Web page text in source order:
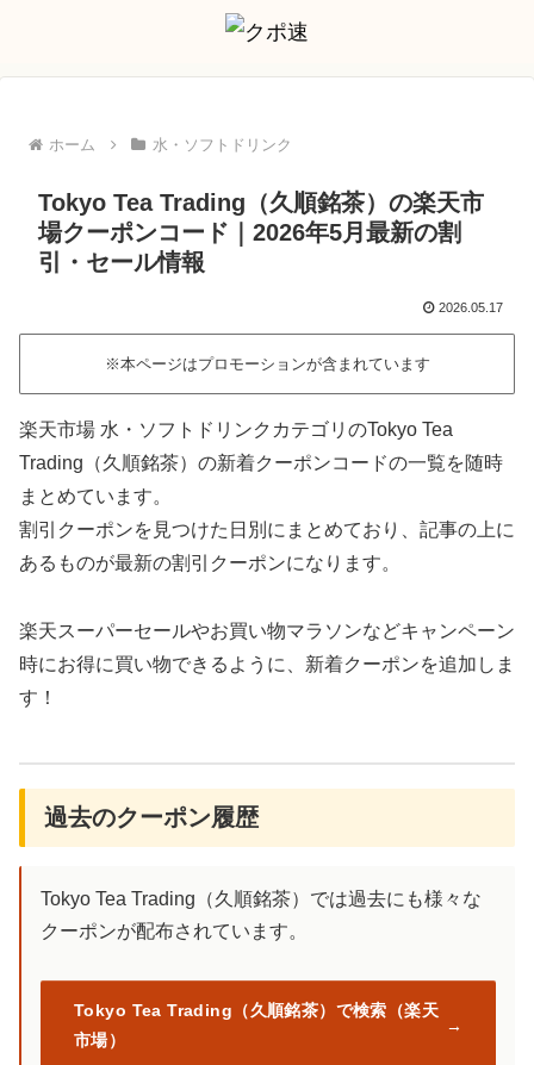
ホーム 水・ソフトドリンク
Tokyo Tea Trading（久順銘茶）の楽天市
場クーポンコード｜2026年5月最新の割
引・セール情報
2026.05.17
※本ページはプロモーションが含まれています
楽天市場 水・ソフトドリンクカテゴリのTokyo Tea
Trading（久順銘茶）の新着クーポンコードの一覧を随時
まとめています。
割引クーポンを見つけた日別にまとめており、記事の上に
あるものが最新の割引クーポンになります。
楽天スーパーセールやお買い物マラソンなどキャンペーン
時にお得に買い物できるように、新着クーポンを追加しま
す！
過去のクーポン履歴
Tokyo Tea Trading（久順銘茶）では過去にも様々な
クーポンが配布されています。
Tokyo Tea Trading（久順銘茶）で検索（楽天
市場）